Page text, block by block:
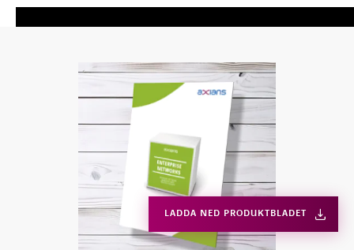
LADDA NED PRODUKTBLADET